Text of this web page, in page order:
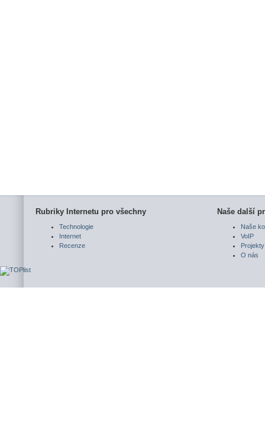
Rubriky Internetu pro všechny
Technologie
Internet
Recenze
Naše další
Naše
VoIP
Projekty
O nás